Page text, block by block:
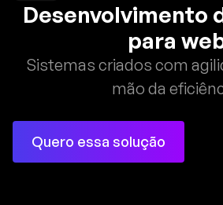
Desenvolvimento
para
Sistemas criados com
mão da
Quero essa solução